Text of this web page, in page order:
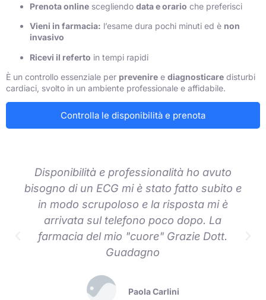
Prenota online scegliendo data e orario che preferisci
Vieni in farmacia: l’esame dura pochi minuti ed è non
invasivo
Ricevi il referto in tempi rapidi
È un controllo essenziale per prevenire e diagnosticare disturbi
cardiaci, svolto in un ambiente professionale e affidabile.
Controlla le disponibilità e prenota
Disponibilità e professionalità ho avuto
bisogno di un ECG mi è stato fatto subito e
in modo scrupoloso e la risposta mi è
arrivata sul telefono poco dopo. La
farmacia del mio "cuore" Grazie Dott.
Guadagno
Paola Carlini